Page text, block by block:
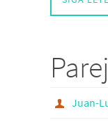
Juan-